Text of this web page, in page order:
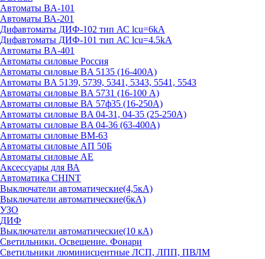
Автоматы BA-101
Автоматы ВА-201
Дифавтоматы ДИФ-102 тип АС lcu=6kA
Дифавтоматы ДИФ-101 тип АС lcu=4.5kA
Автоматы BA-401
Автоматы силовые Россия
Автоматы силовые BA 5135 (16-400А)
Автоматы BA 5139, 5739, 5341, 5343, 5541, 5543
Автоматы силовые BA 5731 (16-100 А)
Автоматы силовые ВА 57ф35 (16-250А)
Автоматы силовые BA 04-31, 04-35 (25-250А)
Автоматы силовые BA 04-36 (63-400А)
Автоматы силовые ВМ-63
Автоматы силовые АП 50Б
Автоматы силовые АЕ
Аксессуары для ВА
Автоматика CHINT
Выключатели автоматические(4,5кА)
Выключатели автоматические(6кА)
УЗО
ДИФ
Выключатели автоматические(10 кА)
Светильники. Освещение. Фонари
Светильники люминисцентные ЛСП, ЛПП, ПВЛМ